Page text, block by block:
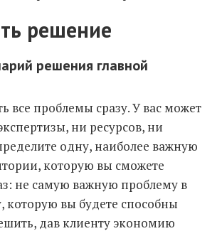
решение
решения главной
все проблемы сразу. У вас может
ни ресурсов, ни
одну, наиболее важную
которую вы сможете
не самую важную проблему в
которую вы будете способны
дав клиенту экономию